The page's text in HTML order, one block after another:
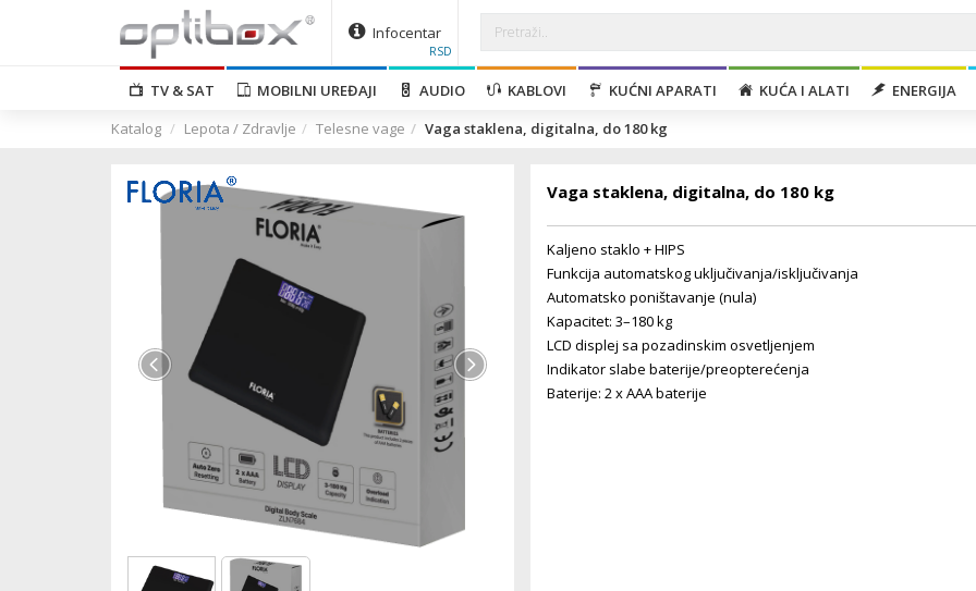
Infocentar
RSD
TV & SAT MOBILNI UREĐAJI AUDIO KABLOVI KUĆNI APARATI KUĆA I ALATI ENERGIJA
Katalog
Lepota / Zdravlje Telesne vage Vaga staklena, digitalna, do 180 kg
Vaga staklena, digitalna, do 180 kg
Kaljeno staklo + HIPS
Funkcija automatskog uključivanja/isključivanja
Automatsko poništavanje (nula)
Kapacitet: 3–180 kg
LCD displej sa pozadinskim osvetljenjem
Indikator slabe baterije/preopterećenja
Baterije: 2 x AAA baterije